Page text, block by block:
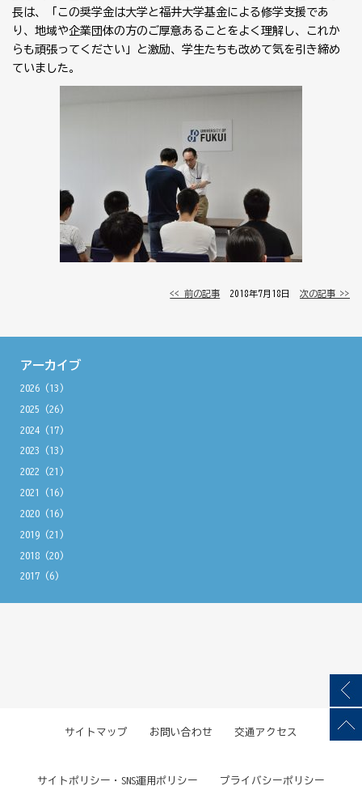
長は、「この奨学金は大学と福井大学基金による修学支援であ
り、地域や企業団体の方のご厚意あることをよく理解し、これか
らも頑張ってください」と激励、学生たちも改めて気を引き締め
ていました。
<< 前の記事 │ 2018年7月18日 │次の記事 >>
アーカイブ
2026(13)
2025 (26)
2024(17)
2023 (13)
2022 (21)
2021
(16)
2020(16)
2019(21)
2018(20)
2017(6)
サイトマップ お問い合わせ 交通アクセス
サイトポリシー・SNS運用ポリシー プライバシーポリシー